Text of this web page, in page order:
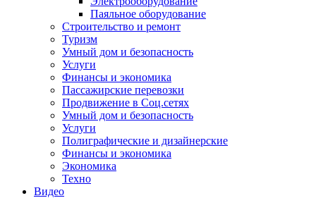
Паяльное оборудование
Строительство и ремонт
Туризм
Умный дом и безопасность
Услуги
Финансы и экономика
Пассажирские перевозки
Продвижение в Соц.сетях
Умный дом и безопасность
Услуги
Полиграфические и дизайнерские
Финансы и экономика
Экономика
Техно
Видео